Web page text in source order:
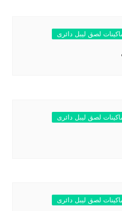
لصق ليبل دائرى
لصق ليبل دائرى
لصق ليبل دائرى